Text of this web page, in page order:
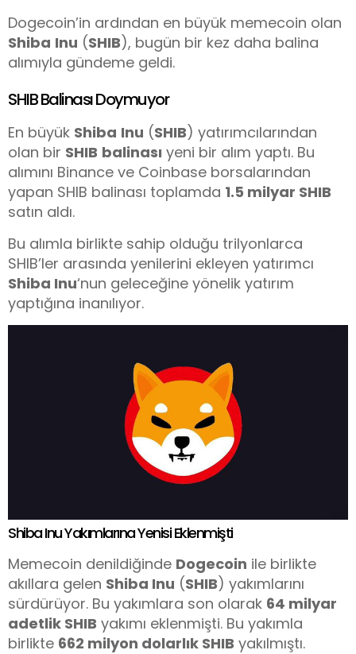
Dogecoin’in ardından en büyük memecoin olan
Shiba Inu (SHIB), bugün bir kez daha balina
alımıyla gündeme geldi.
SHIB Balinası Doymuyor
En büyük Shiba Inu (SHIB) yatırımcılarından
olan bir SHIB balinası yeni bir alım yaptı. Bu
alımını Binance ve Coinbase borsalarından
yapan SHIB balinası toplamda 1.5 milyar SHIB
satın aldı.
Bu alımla birlikte sahip olduğu trilyonlarca
SHIB’ler arasında yenilerini ekleyen yatırımcı
Shiba Inu‘nun geleceğine yönelik yatırım
yaptığına inanılıyor.
Shiba Inu Yakımlarına Yenisi Eklenmişti
Memecoin denildiğinde Dogecoin ile birlikte
akıllara gelen Shiba Inu (SHIB) yakımlarını
sürdürüyor. Bu yakımlara son olarak 64 milyar
adetlik SHIB yakımı eklenmişti. Bu yakımla
birlikte 662 milyon dolarlık SHIB yakılmıştı.